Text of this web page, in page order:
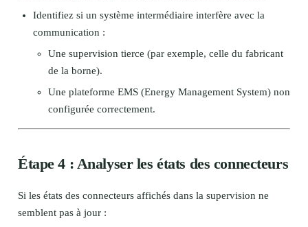
Identifiez si un système intermédiaire interfère avec la
communication :
Une supervision tierce (par exemple, celle du fabricant
de la borne).
Une plateforme EMS (Energy Management System) non
configurée correctement.
Étape 4 : Analyser les états des connecteurs
Si les états des connecteurs affichés dans la supervision ne
semblent pas à jour :